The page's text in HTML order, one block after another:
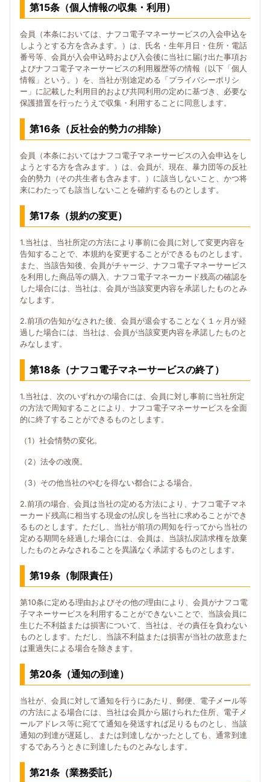
第15条（個人情報の収集・利用）
会員（本条においては、ナフコ電子マネーサービスの入会申込を
しようとする方を含みます。）は、氏名・生年月日・住所・電話
番号等、会員が入会申込時および入会後に当社に届け出た事項お
よびナフコ電子マネーサービスの利用履歴等の情報（以下「個人
情報」という。）を、当社が別途定める「プライバシーポリシ
ー」に記載した利用目的および共同利用の定めに基づき、必要な
保護措置を行ったうえで収集・利用することに同意します。
第16条（反社会的勢力の排除）
会員（本条においてはナフコ電子マネーサービスの入会申込をし
ようとする方を含みます。）は、会員が、現在、暴力団等の反社
会的勢力（その共生者も含みます。）に該当しないこと、かつ将
来にわたっても該当しないことを確約するものとします。
第17条（規約の変更）
1.当社は、当社所定の方法により事前に会員に対して変更内容を
告知することで、本規約を変更することができるものとします。
また、当該告知後、会員がチャージ、ナフコ電子マネーサービス
を利用した商品等の購入、ナフコ電子マネーカード残高の確認を
した場合には、当社は、会員が当該変更内容を承諾したものとみ
なします。
2.前項の告知がなされた後、会員が退会することなく１ヶ月が経
過した場合には、当社は、会員が当該変更内容を承諾したものと
みなします。
第18条（ナフコ電子マネーサービスの終了）
1.当社は、次のいずれかの場合には、会員に対し事前に当社所定
の方法で周知することにより、ナフコ電子マネーサービスを全面
的に終了することができるものとします。
（1）社会情勢の変化。
（2）法令の改廃。
（3）その他当社のやむを得ない都合による場合。
2.前項の場合、会員は当社の定める方法により、ナフコ電子マネ
ーカード残高に相当する現金の払戻しを当社に求めることができ
るものとします。ただし、当社が前項の周知を行ってから当社の
定める期間を経過した場合には、会員は、当該払戻請求権を放棄
したものとみなされることを異議なく承諾するものとします。
第19条（制限責任）
第10条に定める理由およびその他の理由により、会員がナフコ電
子マネーサービスを利用することができないことで、当該会員に
生じた不利益または損害について、当社は、その責任を負わない
ものとします。ただし、当該不利益または損害が当社の故意また
は重過失による場合を除きます。
第20条（通知の到達）
当社が、会員に対して通知を行うにあたり、郵便、電子メール等
の方法による場合には、当社は会員から届けられた住所、電子メ
ールアドレス等に宛てて通知を発送すれば足りるものとし、当該
通知の到達が遅延し、または到達しなかったとしても、通常到達
するであろうときに到達したものとみなします。
第21条（業務委託）